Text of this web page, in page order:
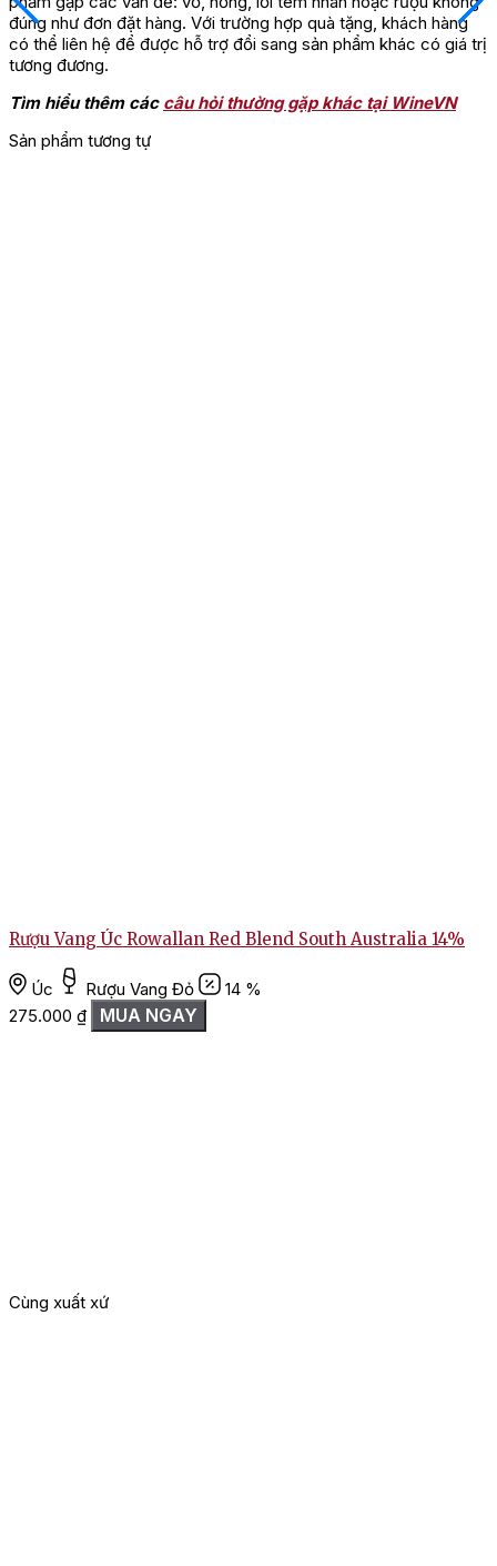
đúng như đơn đặt hàng. Với trường hợp quà tặng, khách hàng
có thể liên hệ để được hỗ trợ đổi sang sản phẩm khác có giá trị
tương đương.
Tìm hiểu thêm các câu hỏi thường gặp khác tại WineVN
Sản phẩm tương tự
Rượu Vang Úc Rowallan Red Blend South Australia 14%
Úc Rượu Vang Đỏ
14 %
275.000 ₫ MUA NGAY
Cùng xuất xứ